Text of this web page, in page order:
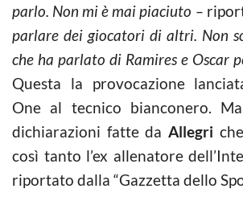
parlo. Non mi è mai piaciuto –
parlare dei giocatori di altri. Non
che ha parlato di Ramires e Oscar
Questa la provocazione
One al tecnico bianconero.
dichiarazioni fatte da Allegri
così tanto l’ex allenatore
riportato dalla “Gazzetta dello